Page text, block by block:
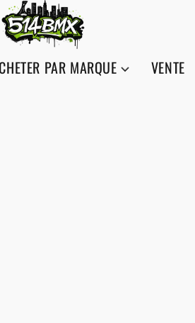
PAR MARQUE VENTE